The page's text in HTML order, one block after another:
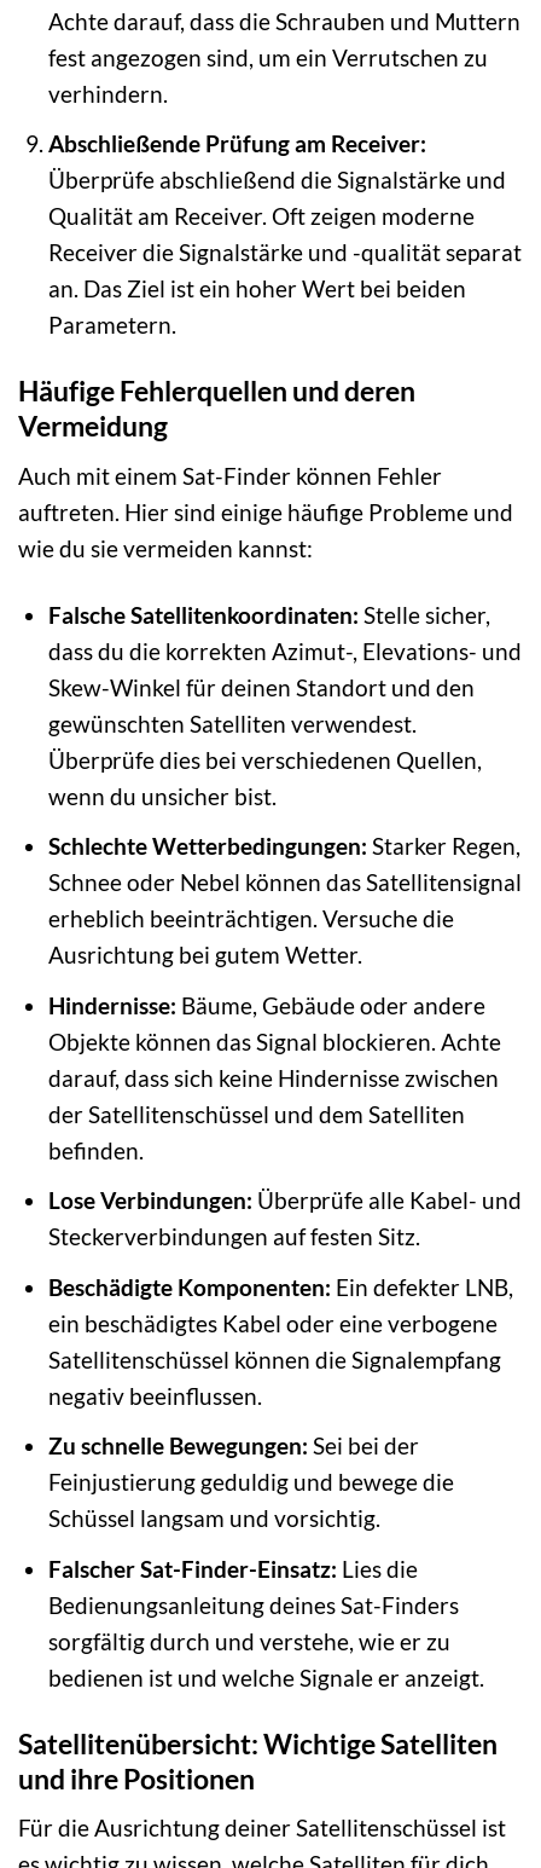
Achte darauf, dass die Schrauben und Muttern
fest angezogen sind, um ein Verrutschen zu
verhindern.
Abschließende Prüfung am Receiver:
Überprüfe abschließend die Signalstärke und
Qualität am Receiver. Oft zeigen moderne
Receiver die Signalstärke und -qualität separat
an. Das Ziel ist ein hoher Wert bei beiden
Parametern.
Häufige Fehlerquellen und deren
Vermeidung
Auch mit einem Sat-Finder können Fehler
auftreten. Hier sind einige häufige Probleme und
wie du sie vermeiden kannst:
Falsche Satellitenkoordinaten: Stelle sicher,
dass du die korrekten Azimut-, Elevations- und
Skew-Winkel für deinen Standort und den
gewünschten Satelliten verwendest.
Überprüfe dies bei verschiedenen Quellen,
wenn du unsicher bist.
Schlechte Wetterbedingungen: Starker Regen,
Schnee oder Nebel können das Satellitensignal
erheblich beeinträchtigen. Versuche die
Ausrichtung bei gutem Wetter.
Hindernisse: Bäume, Gebäude oder andere
Objekte können das Signal blockieren. Achte
darauf, dass sich keine Hindernisse zwischen
der Satellitenschüssel und dem Satelliten
befinden.
Lose Verbindungen: Überprüfe alle Kabel- und
Steckerverbindungen auf festen Sitz.
Beschädigte Komponenten: Ein defekter LNB,
ein beschädigtes Kabel oder eine verbogene
Satellitenschüssel können die Signalempfang
negativ beeinflussen.
Zu schnelle Bewegungen: Sei bei der
Feinjustierung geduldig und bewege die
Schüssel langsam und vorsichtig.
Falscher Sat-Finder-Einsatz: Lies die
Bedienungsanleitung deines Sat-Finders
sorgfältig durch und verstehe, wie er zu
bedienen ist und welche Signale er anzeigt.
Satellitenübersicht: Wichtige Satelliten
und ihre Positionen
Für die Ausrichtung deiner Satellitenschüssel ist